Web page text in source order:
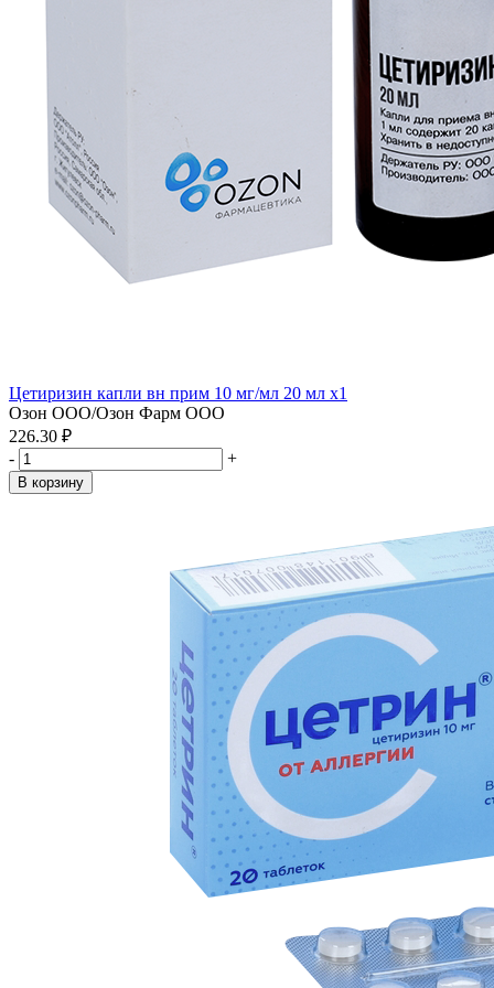
Цетиризин капли вн прим 10 мг/мл 20 мл x1
Озон ООО/Озон Фарм ООО
226.30 ₽
-
+
В корзину